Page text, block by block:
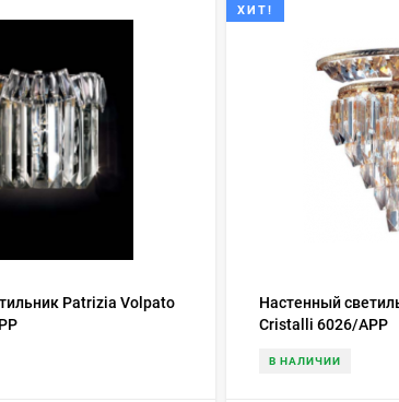
Patrizia Volpato
ХИТ!
Настенный
Cristalli 6026/APP
В НАЛИЧИИ